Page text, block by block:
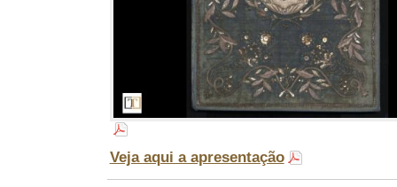
Veja aqui a apresentação